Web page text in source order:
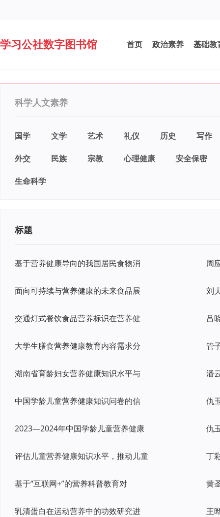
学习公社数字图书馆 首页 政治素养 基础教
科学人文素养
国学 文学 艺术 礼仪 历史 写作
外交 民族 宗教 心理健康 安全保密
生命科学
标题
基于营养健康导向的我国居民食物消
面向可持续与营养健康的未来食品展
交通灯式餐饮食品营养标识在营养健
大学生膳食营养健康教育内容需求分
湖南省育龄妇女营养健康知识水平与
中国学龄儿童营养健康知识问卷的信
2023—2024年中国学龄儿童营养健康
评估儿童营养健康知识水平，推动儿童
基于“互联网+”的营养科普教育对
乳清蛋白在运动营养中的功效研究进